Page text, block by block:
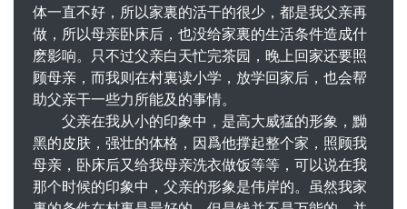
体一直不好，所以家裏的活干的很少，都是我父亲再
做，所以母亲卧床后，也没给家裏的生活条件造成什
麽影响。只不过父亲白天忙完茶园，晚上回家还要照
顾母亲，而我则在村裏读小学，放学回家后，也会帮
助父亲干一些力所能及的事情。
父亲在我从小的印象中，是高大威猛的形象，黝
黑的皮肤，强壮的体格，因爲他撑起整个家，照顾我
母亲，卧床后又给我母亲洗衣做饭等等，可以说在我
那个时候的印象中，父亲的形象是伟岸的。虽然我家